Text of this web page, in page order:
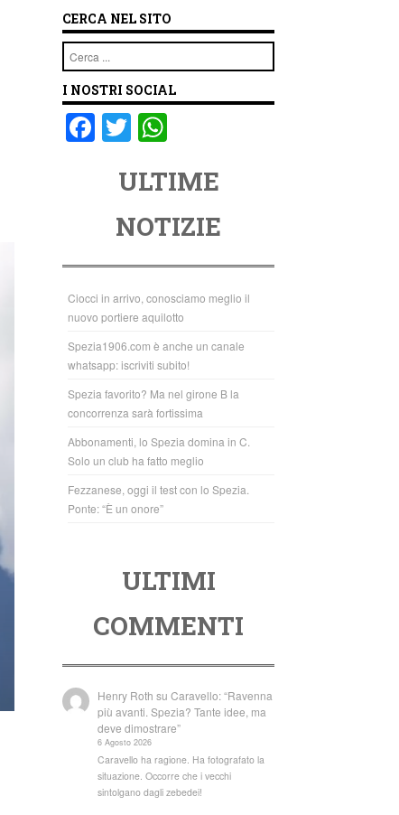
CERCA NEL SITO
Cerca
I NOSTRI SOCIAL
F
o
o
k
T
tt
er
at
s
A
p
p
ULTIME
NOTIZIE
Ciocci in arrivo, conosciamo meglio il
nuovo portiere aquilotto
Spezia1906.com è anche un canale
whatsapp: iscriviti subito!
Spezia favorito? Ma nel girone B la
concorrenza sarà fortissima
Abbonamenti, lo Spezia domina in C.
Solo un club ha fatto meglio
Fezzanese, oggi il test con lo Spezia.
Ponte: “È un onore”
ULTIMI
COMMENTI
Henry Roth suCaravello: “Ravenna
più avanti. Spezia? Tante idee, ma
deve dimostrare”
6 Agosto 2026
Caravello ha ragione. Ha fotografato la
situazione. Occorre che i vecchi
sintolgano dagli zebedei!